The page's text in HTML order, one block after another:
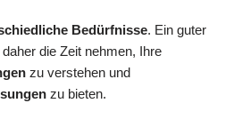
Bedürfnisse. Ein guter
die Zeit nehmen, Ihre
zu verstehen und
zu bieten.